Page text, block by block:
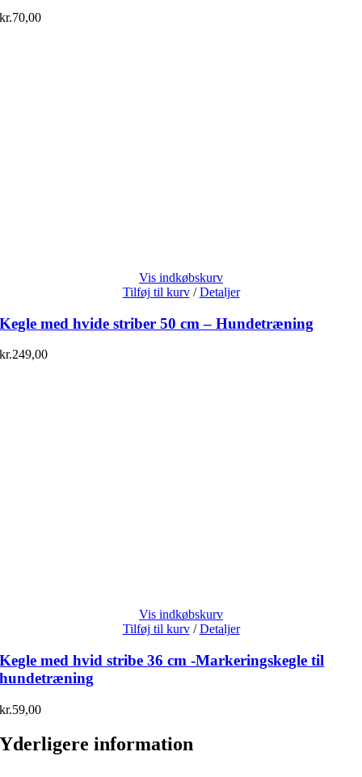
kr.70,00
Vis indkøbskurv
Tilføj til kurv / Detaljer
Kegle med hvide striber 50 cm – Hundetræning
kr.249,00
Vis indkøbskurv
Tilføj til kurv / Detaljer
Kegle med hvid stribe 36 cm -Markeringskegle til
hundetræning
kr.59,00
Yderligere information